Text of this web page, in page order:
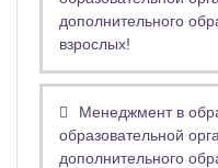
дополнительного
взрослых!
Менеджмент в
образовательной
дополнительного